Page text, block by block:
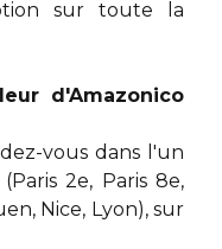
sur toute la
d'Amazonico
vous dans l'un
2e, Paris 8e,
Nice, Lyon), sur